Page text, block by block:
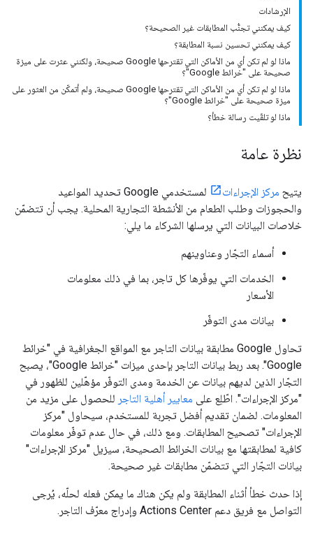
الإرشادات
كيف يمكنني تجنُّب المطابقات غير الصحيحة؟
كيف يمكنني تحسين نسبة المطابقة؟
ماذا لو لم تكن أي من الأماكن التي تقترحها Google صحيحة، ولكنني عثرت على ميزة
صحيحة على "خرائط Google"؟
ماذا لو لم تكن أي من الأماكن التي تقترحها Google صحيحة، ولم أتمكّن من العثور على
ميزة صحيحة على "خرائط Google"؟
ماذا لو تلقّيت رسالة خطأ؟
نظرة عامة
يتيح مركز الإجراءات
لمستخدمي Google تحديد المواعيد
والحجوزات وطلب الطعام من الأنشطة التجارية المحلية. يجب أن تتضمّن
خلاصات البيانات التي يرسلها الشركاء ما يلي:
أسماء التجّار وعناوينهم
الخدمات التي يوفّرها كل تاجر، بما في ذلك معلومات
الأسعار
بيانات مدى التوفّر
تحاول Google مطابقة بيانات التاجر مع المواقع الجغرافية في "خرائط
Google". بعد ربط بيانات التاجر بإحدى ميزات "خرائط Google"، يصبح
التجّار الذين لديهم بيانات عن الخدمة ومدى التوفّر مؤهّلين للظهور في
"مركز الإجراءات". اطّلِع على معايير أهلية التاجر للحصول على مزيد من
المعلومات. لضمان تقديم أفضل تجربة للمستخدم، سيحاول "مركز
الإجراءات" تصحيح المطابقات. ومع ذلك، في حال عدم توفّر معلومات
كافية لمطابقتها مع بيانات الخرائط الصحيحة، سيزيل "مركز الإجراءات"
بيانات التجّار التي تتضمّن مطابقات غير صحيحة.
إذا حدث خطأ أثناء المطابقة ولم يكن هناك ما يمكن فعله لحلّه، يُرجى
التواصل مع فريق دعم Actions Center وإدراج معرّف التاجر.